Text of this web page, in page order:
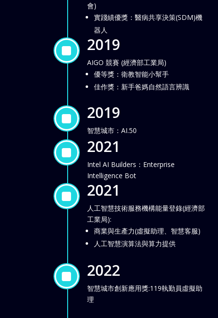
會)
實踐績優獎：醫病共享決策(SDM)機
器人
] 2019
AIGO 競賽 (經濟部工業局)
優等獎：衛教智能小幫手
佳作獎：新手爸媽自然語言辨識
] 2019
智慧城市：AI.50
] 2021
Intel AI Builders：Enterprise
Intelligence Bot
] 2021
人工智慧技術服務機構能量登錄(經濟部
工業局):
商業與生產力(虛擬助理、智慧客服)
人工智慧演算法與算力提供
] 2022
智慧城市創新應用獎:119執勤員虛擬助
理